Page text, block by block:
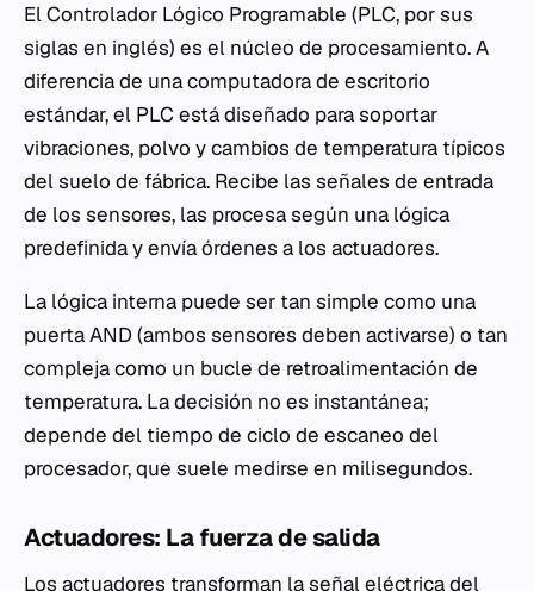
El Controlador Lógico Programable (PLC, por sus
siglas en inglés) es el núcleo de procesamiento. A
diferencia de una computadora de escritorio
estándar, el PLC está diseñado para soportar
vibraciones, polvo y cambios de temperatura típicos
del suelo de fábrica. Recibe las señales de entrada
de los sensores, las procesa según una lógica
predefinida y envía órdenes a los actuadores.
La lógica interna puede ser tan simple como una
puerta AND (ambos sensores deben activarse) o tan
compleja como un bucle de retroalimentación de
temperatura. La decisión no es instantánea;
depende del tiempo de ciclo de escaneo del
procesador, que suele medirse en milisegundos.
Actuadores: La fuerza de salida
Los actuadores transforman la señal eléctrica del